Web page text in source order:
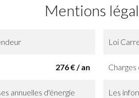
Mentions
Loi
276 € / an
annuelles d'énergie
Les